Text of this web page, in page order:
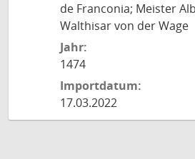
de Franconia; Meister
Walthisar von der Wage
Jahr:
1474
Importdatum:
17.03.2022